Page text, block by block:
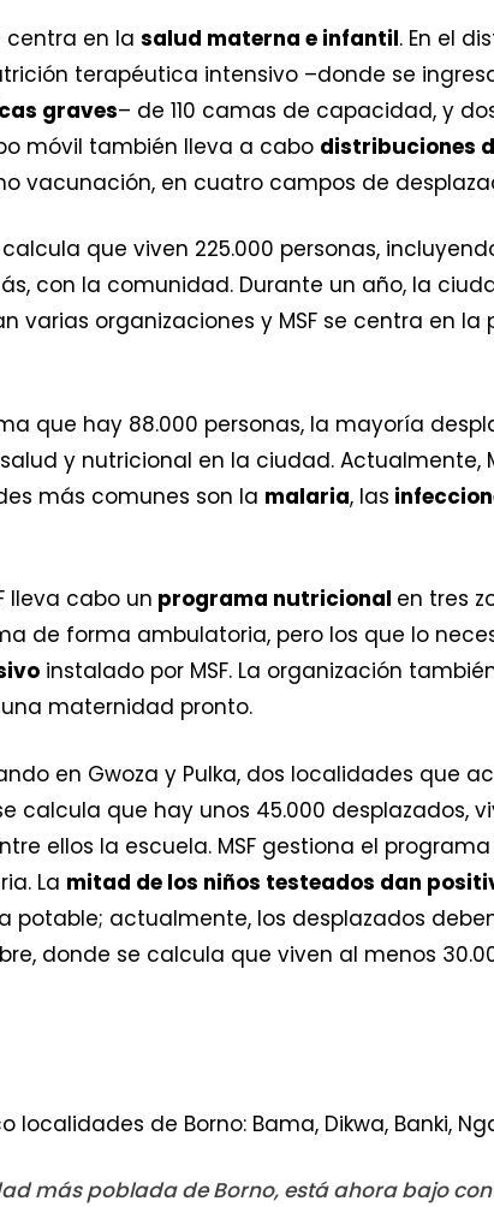
centra en la salud materna e infantil. En el
terapéutica intensivo –donde se
graves– de 110 camas de capacidad, y
móvil también lleva a cabo distribuciones
vacunación, en cuatro campos de
que viven 225.000 personas,
con la comunidad. Durante un año, la
varias organizaciones y MSF se centra en
que hay 88.000 personas, la mayoría
y nutricional en la ciudad. Actualmente,
más comunes son la malaria, las
lleva cabo un programa nutricional en tres
de forma ambulatoria, pero los que lo
instalado por MSF. La organización
maternidad pronto.
en Gwoza y Pulka, dos localidades que
calcula que hay unos 45.000 desplazados,
ellos la escuela. MSF gestiona el
La mitad de los niños testeados dan
actualmente, los desplazados
donde se calcula que viven al menos
localidades de Borno: Bama, Dikwa, Banki,
más poblada de Borno, está ahora bajo